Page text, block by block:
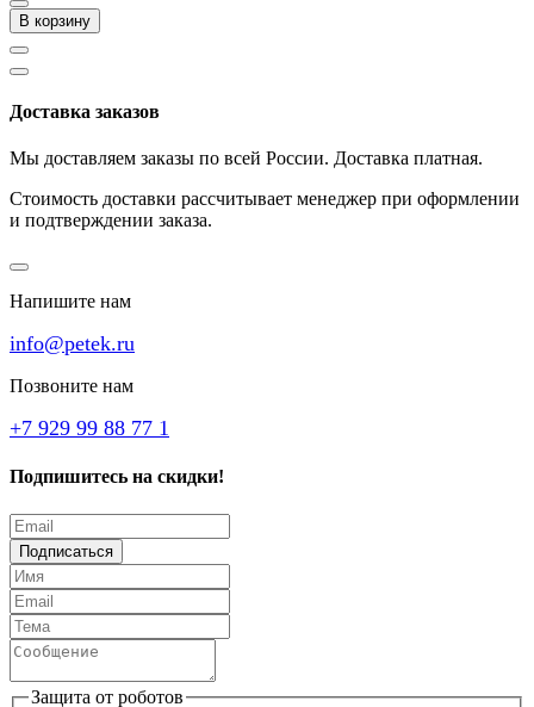
В корзину
Доставка заказов
Мы доставляем заказы по всей России. Доставка платная.
Стоимость доставки рассчитывает менеджер при оформлении
и подтверждении заказа.
Напишите нам
info@petek.ru
Позвоните нам
+7 929 99 88 77 1
Подпишитесь на скидки!
Подписаться
Защита от роботов